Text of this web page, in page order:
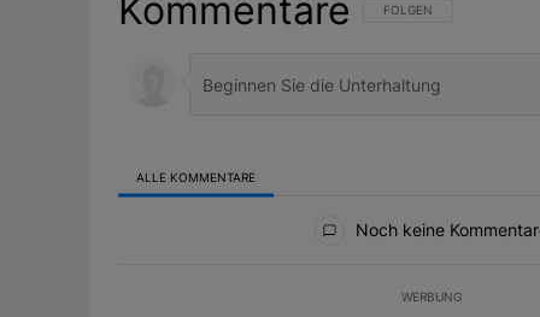
Kommentare FOLGE DIESER
FOLGEN
ALLE KOMMENTARE
Noch keine
WERBUNG